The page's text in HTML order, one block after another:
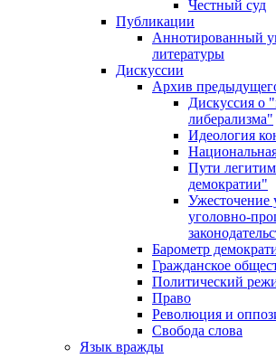
Честный суд
Публикации
Аннотированный
литературы
Дискуссии
Архив
Дискуссия о
либерализма"
Идеология
Пути
демократии"
Ужесточение
уголовно-
Барометр
Гражданское
Политический
Право
Революция и
Свобода слова
Язык вражды